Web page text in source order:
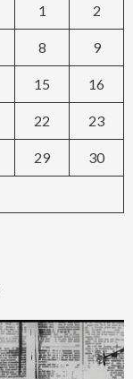
1 2
8 9
15 16
22 23
29 30